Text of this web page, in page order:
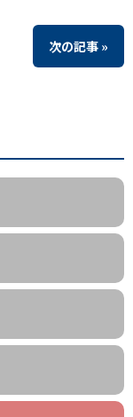
次の記事 »